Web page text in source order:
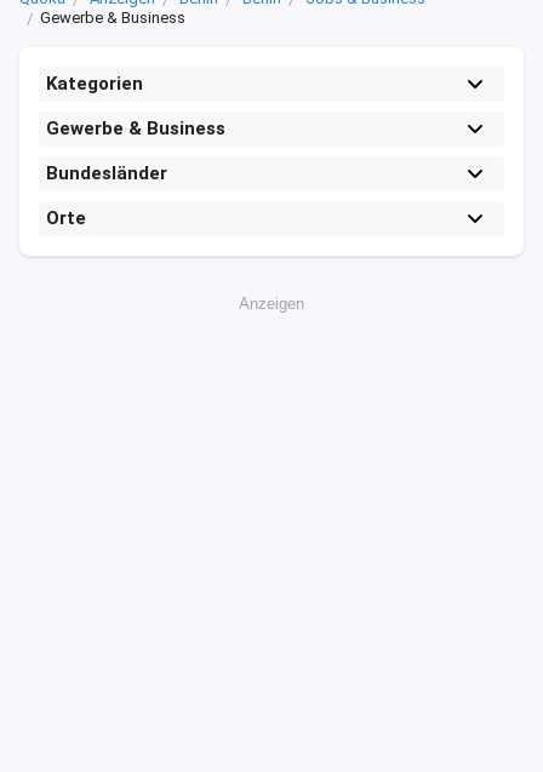
Gewerbe & Business
Kategorien
Gewerbe & Business
Bundesländer
Orte
Anzeigen